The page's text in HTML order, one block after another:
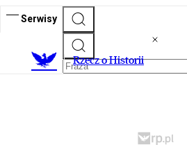
Serwisy
Rzecz o Historii